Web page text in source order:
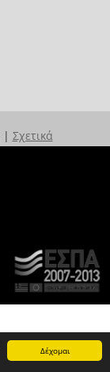
Δέχομαι
| Σχετικά